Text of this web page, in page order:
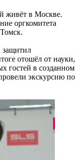
живёт в Москве.
оргкомитета
защитил
отошёл от науки,
гостей в созданном
экскурсию по